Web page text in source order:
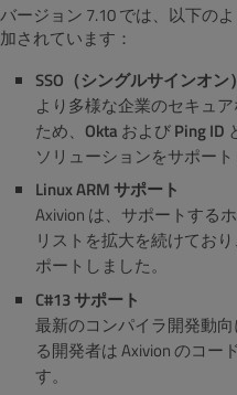
バージョン 7.10 では、以下の
加されています ：
SSO（シングルサインオ
より多様な企業のセキュ
ため、 Okta およびPing ID
ソリューションをサポート
Linux ARM サポート
Axivion は、サポートする
リストを拡大を続けており 、
ポートしました。
C#13 サポート
最新のコンパイラ開発動向
る開発者は Axivion のコー
す。